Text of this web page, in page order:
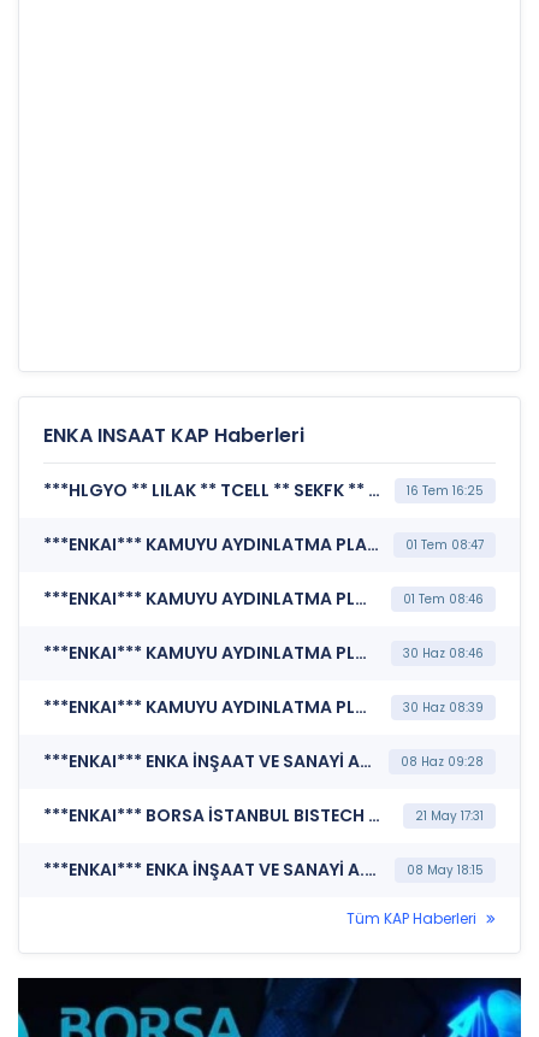
ENKA INSAAT KAP Haberleri
***HLGYO ** LILAK ** TCELL ** SEKFK ** TRALT ** CWENE ** GIPTA ** CRFSA ** SKBNK ** SNGYO ** ALARK ** TNZTP ** DOHOL ** ENKAI ** KUVVA ** IEYHO ** AKSA ** PETKM ** AKENR ** RUZYE ** EKOS ** HRKET ** NTHOL ** OZYSR ** DZGYO ** ENDAE ** EREGL ** OTKAR ** ISCTR ** FRMPL*** MERKEZİ KAYIT KURULUŞU A.Ş. (Borsada İşlem Gören Tipe Dönüşüm Duyurusu) 16 Tem 16:25
***ENKAI*** KAMUYU AYDINLATMA PLATFORMU (Pay Alım Satım Bildirimi) 01 Tem 08:47
***ENKAI*** KAMUYU AYDINLATMA PLATFORMU (Pay Alım Satım Bildirimi) 01 Tem 08:46
***ENKAI*** KAMUYU AYDINLATMA PLATFORMU (Pay Alım Satım Bildirimi) 30 Haz 08:46
***ENKAI*** KAMUYU AYDINLATMA PLATFORMU (Pay Alım Satım Bildirimi) 30 Haz 08:39
***ENKAI*** ENKA İNŞAAT VE SANAYİ A.Ş. (Özel Durum Açıklaması (Genel)) 08 Haz 09:28
***ENKAI*** BORSA İSTANBUL BISTECH DEVRE KESİCİ UYGULAMASI (Pay Bazında Devre Kesici Bildirimi) 21 May 17:31
***ENKAI*** ENKA İNŞAAT VE SANAYİ A.Ş. (Kurumsal Yönetim İlkelerine Uyum Derecelendirmesi) 08 May 18:15
Tüm KAP Haberleri